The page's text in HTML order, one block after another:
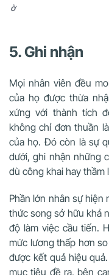
ờ
5. Ghi nhận
Mọi nhân viên đều
của họ được thừa
xứng với thành tích
không chỉ đơn thuần
của họ. Đó còn là sự
dưới, ghi nhận những
dù công khai hay thầm
Phần lớn nhân sự
thức song sở hữu khả
độ làm việc cầu tiến.
mức lương thấp hơn
được kết quả hiệu
mục tiêu đề ra, bên